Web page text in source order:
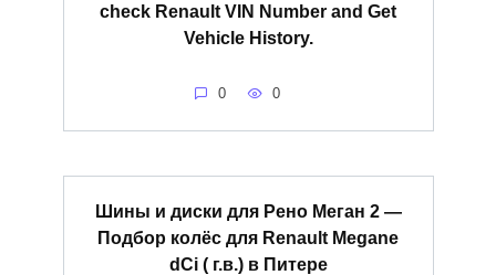
check Renault VIN Number and Get
Vehicle History.
0 0
Шины и диски для Рено Меган 2 —
Подбор колёс для Renault Megane
dCi ( г.в.) в Питере